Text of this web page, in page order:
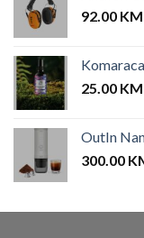
92.00 KM
25.00 KM
OutIn
300.00